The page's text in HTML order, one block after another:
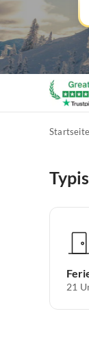
Startseite
21